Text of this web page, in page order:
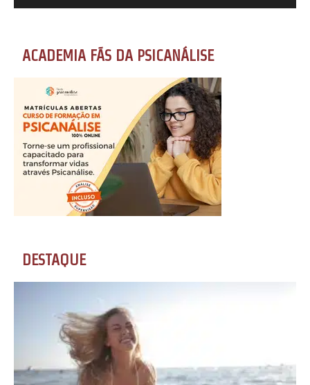
ACADEMIA FÃS DA PSICANÁLISE
DESTAQUE